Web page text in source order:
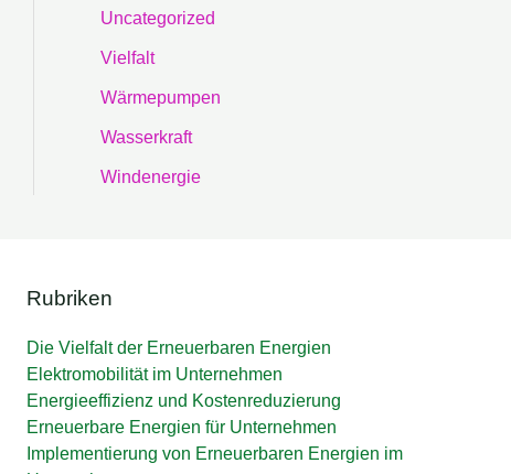
Uncategorized
Vielfalt
Wärmepumpen
Wasserkraft
Windenergie
Rubriken
Die Vielfalt der Erneuerbaren Energien
Elektromobilität im Unternehmen
Energieeffizienz und Kostenreduzierung
Erneuerbare Energien für Unternehmen
Implementierung von Erneuerbaren Energien im